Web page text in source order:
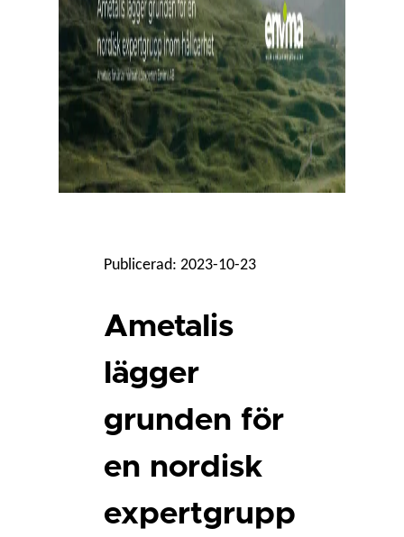
Publicerad: 2023-10-23
Ametalis
lägger
grunden för
en nordisk
expertgrupp